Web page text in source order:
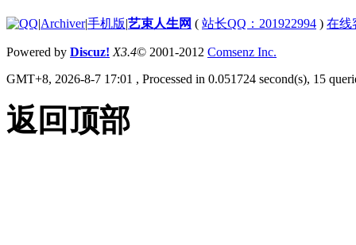
|Archiver|手机版|艺束人生网 ( 站长QQ：201922994 ) 在线
Powered by Discuz! X3.4© 2001-2012 Comsenz Inc.
GMT+8, 2026-8-7 17:01 , Processed in 0.051724 second(s), 15
返回顶部